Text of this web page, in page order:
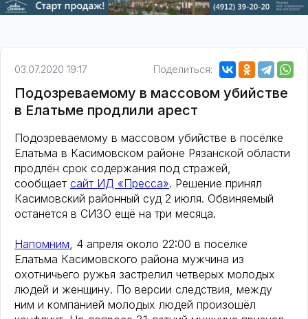
03.07.2020 19:17 Поделиться:
Подозреваемому в массовом убийстве
в Елатьме продлили арест
Подозреваемому в массовом убийстве в посёлке
Елатьма в Касимовском районе Рязанской области
продлён срок содержания под стражей,
сообщает сайт ИД «Пресса». Решение принял
Касимовский районный суд 2 июля. Обвиняемый
останется в СИЗО ещё на три месяца.
Напомним, 4 апреля около 22:00 в посёлке
Елатьма Касимовского района мужчина из
охотничьего ружья застрелил четверых молодых
людей и женщину. По версии следствия, между
ним и компанией молодых людей произошёл